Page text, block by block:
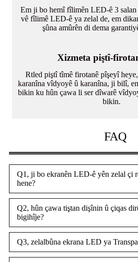
Em ji bo hemî fîlimên LED-ê 3
vê fîlimê LED-ê ya zelal de, em
şûna amûrên di dema
Xizmeta piştî-
Rtled piştî tîmê firotanê pîşeyî
karanîna vîdyoyê û karanîna, ji bilî,
bikin ku hûn çawa li ser dîwarê
bikin.
FAQ
Q1, ji bo ekranên LED-ê yên zelal çi
hene?
Q2, hûn çawa tiştan dişînin û çiqas
bigihîje?
Q3, zelalbûna ekrana LED ya